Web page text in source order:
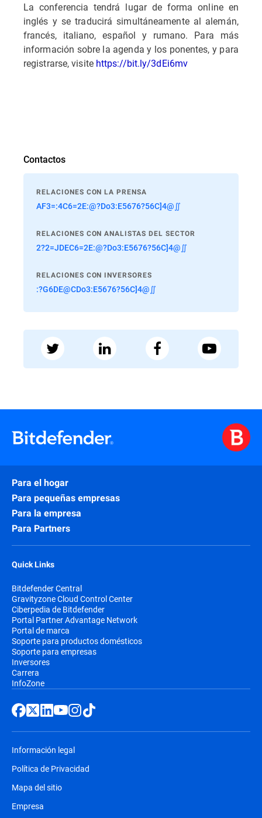
La conferencia tendrá lugar de forma online en
inglés y se traducirá simultáneamente al alemán,
francés, italiano, español y rumano. Para más
información sobre la agenda y los ponentes, y para
registrarse, visite https://bit.ly/3dEi6mv
Contactos
RELACIONES CON LA PRENSA
AF3=:4C6=2E:@?Do3:E5676?56C]4@∬
RELACIONES CON ANALISTAS DEL SECTOR
2?2=JDEC6=2E:@?Do3:E5676?56C]4@∬
RELACIONES CON INVERSORES
:?G6DE@CDo3:E5676?56C]4@∬
Para el hogar
Para pequeñas empresas
Para la empresa
Para Partners
Quick Links
Bitdefender Central
Gravityzone Cloud Control Center
Ciberpedia de Bitdefender
Portal Partner Advantage Network
Portal de marca
Soporte para productos domésticos
Soporte para empresas
Inversores
Carrera
InfoZone
Información legal
Política de Privacidad
Mapa del sitio
Empresa